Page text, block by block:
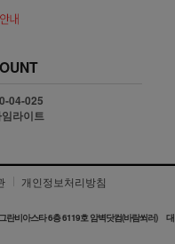
04-025
라이트
개인정보처리방침
란비아스타 6층 6119호 암벽닷컴(바람쐬러)
대